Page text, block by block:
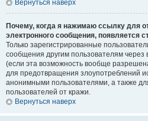
Вернуться наверх
Почему, когда я нажимаю ссылку для
электронного сообщения, появляется
Только зарегистрированные
сообщения другим пользователям
(если эта возможность вообще
для предотвращения злоупотреблений
анонимными пользователями, а также
пользователей от кражи.
Вернуться наверх